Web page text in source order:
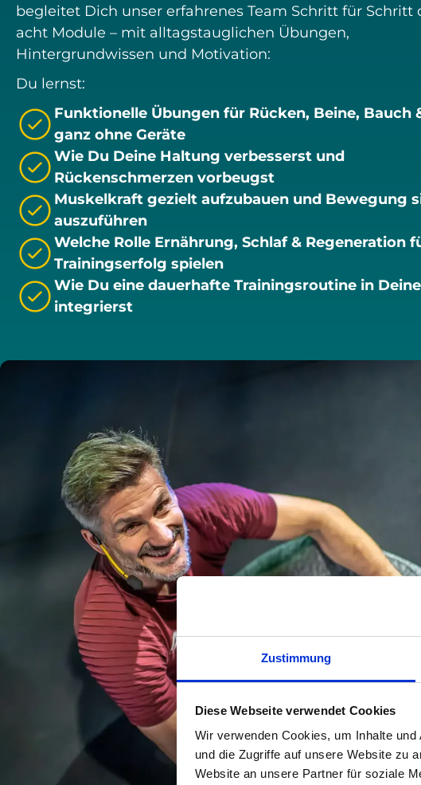
Zustimmung
Diese Webseite verwendet Cookies
Wir verwenden Cookies, um Inhalte
und die Zugriffe auf unsere Website zu
Website an unsere Partner für soziale
begleitet Dich unser erfahrenes Team Schritt für Schritt
acht Module – mit alltagstauglichen Übungen,
Hintergrundwissen und Motivation:
Du lernst:
Funktionelle Übungen für Rücken, Beine, Bauch
ganz ohne Geräte
Wie Du Deine Haltung verbesserst und
Rückenschmerzen vorbeugst
Muskelkraft gezielt aufzubauen und Bewegung
auszuführen
Welche Rolle Ernährung, Schlaf & Regeneration
Trainingserfolg spielen
Wie Du eine dauerhafte Trainingsroutine in
integrierst